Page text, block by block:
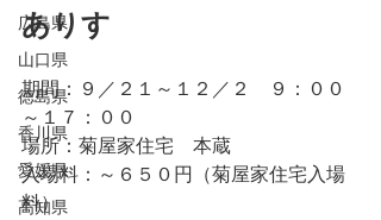
広島県
山口県
徳島県
香川県
愛媛県
高知県
ありす
期間：９／２１～１２／２　９：００
～１７：００
場所：菊屋家住宅　本蔵
入場料：～６５０円（菊屋家住宅入場
料）